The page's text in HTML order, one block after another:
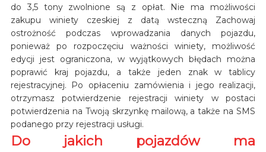
do 3,5 tony zwolnione są z opłat. Nie ma możliwości
zakupu winiety czeskiej z datą wsteczną Zachowaj
ostrożność podczas wprowadzania danych pojazdu,
ponieważ po rozpoczęciu ważności winiety, możliwość
edycji jest ograniczona, w wyjątkowych błędach można
poprawić kraj pojazdu, a także jeden znak w tablicy
rejestracyjnej. Po opłaceniu zamówienia i jego realizacji,
otrzymasz potwierdzenie rejestracji winiety w postaci
potwierdzenia na Twoją skrzynkę mailową, a także na SMS
podanego przy rejestracji usługi.
Do jakich pojazdów ma